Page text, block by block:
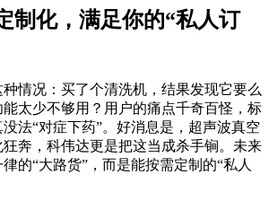
制化，满足你的“私人订
情况：买了个清洗机，结果发现它要么
太少不够用？用户的痛点千奇百怪，标
法“对症下药”。好消息是，超声波真空
奔，科伟达更是把这当成杀手锏。未来
的“大路货”，而是能按需定制的“私人